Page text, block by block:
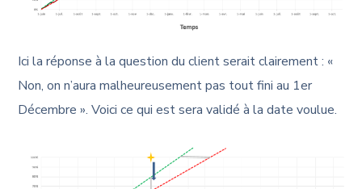
Ici la réponse à la question du client serait clairement : «
Non, on n’aura malheureusement pas tout fini au 1er
Décembre ». Voici ce qui est sera validé à la date voulue.